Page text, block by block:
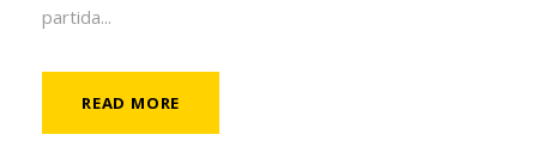
partida...
READ MORE